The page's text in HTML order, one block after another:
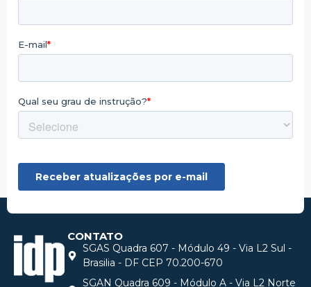
CONTATO
SGAS Quadra 607 - Módulo 49 - Via L2 Sul -
Brasilia - DF CEP 70.200-670
SGAN Quadra 609 - Módulo A - Via L2 Norte